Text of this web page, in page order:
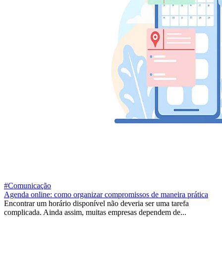
#Comunicação
Agenda online: como organizar compromissos de maneira prática
Encontrar um horário disponível não deveria ser uma tarefa
complicada. Ainda assim, muitas empresas dependem de...